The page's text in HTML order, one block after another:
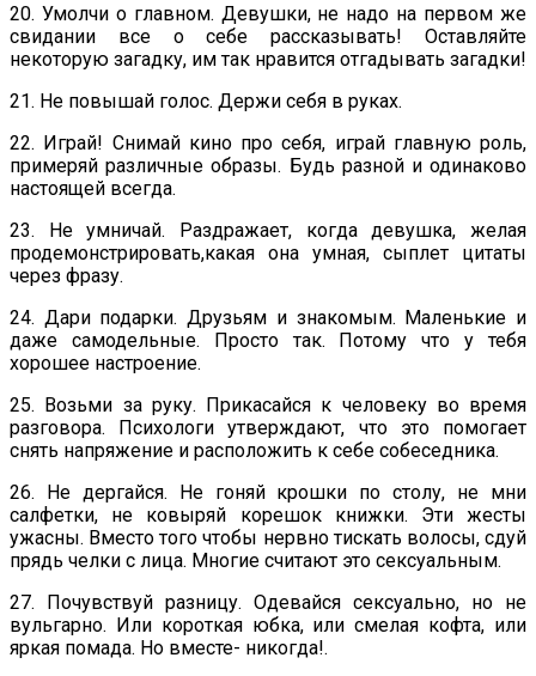
20. Умолчи о главном. Девушки, не надо на первом же
свидании все о себе рассказывать! Оставляйте
некоторую загадку, им так нравится отгадывать загадки!
21. Не повышай голос. Держи себя в руках.
22. Играй! Снимай кино про себя, играй главную роль,
примеряй различные образы. Будь разной и одинаково
настоящей всегда.
23. Не умничай. Раздражает, когда девушка, желая
продемонстрировать,какая она умная, сыплет цитаты
через фразу.
24. Дари подарки. Друзьям и знакомым. Маленькие и
даже самодельные. Просто так. Потому что у тебя
хорошее настроение.
25. Возьми за руку. Прикасайся к человеку во время
разговора. Психологи утверждают, что это помогает
снять напряжение и расположить к себе собеседника.
26. Не дергайся. Не гоняй крошки по столу, не мни
салфетки, не ковыряй корешок книжки. Эти жесты
ужасны. Вместо того чтобы нервно тискать волосы, сдуй
прядь челки с лица. Многие считают это сексуальным.
27. Почувствуй разницу. Одевайся сексуально, но не
вульгарно. Или короткая юбка, или смелая кофта, или
яркая помада. Но вместе- никогда!.